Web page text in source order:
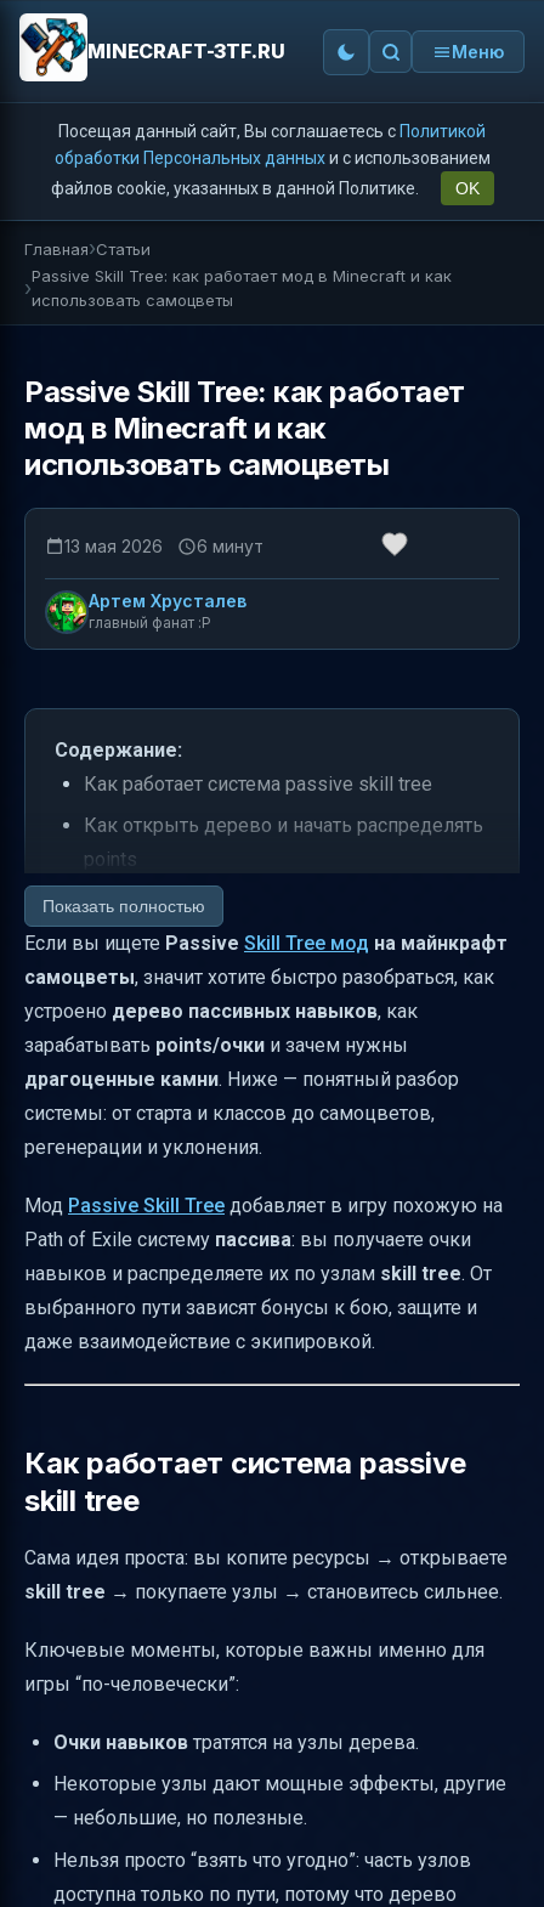
MINECRAFT-3TF.RU Меню
Посещая данный сайт, Вы соглашаетесь с Политикой
обработки Персональных данныхи с использованием
файлов cookie, указанных в данной Политике.
OK
Главная Статьи
Passive Skill Tree: как работает мод в Minecraft и как
использовать самоцветы
Passive Skill Tree: как работает
мод в Minecraft и как
использовать самоцветы
13 мая 2026 6 минут
Артем Хрусталев
главный фанат :P
Содержание:
Как работает система passive skill tree
Как открыть дерево и начать распределять
points
Классы: какие бывают и почему это важно
Как получить очки навыков и сколько их
максимум
Какие механики, кроме дерева, добавляет
мод
Самоцветы: какую роль они играют
Узлы дерева: какие бывают бонусы
Самоцветы, урон и защита: как собрать
связку
Коротко: как начать путь в Passive Skill Tree
Показать полностью
Если вы ищете Passive Skill Tree мод на майнкрафт
самоцветы, значит хотите быстро разобраться, как
устроено дерево пассивных навыков, как
зарабатывать points/очки и зачем нужны
драгоценные камни. Ниже — понятный разбор
системы: от старта и классов до самоцветов,
регенерации и уклонения.
Мод Passive Skill Tree добавляет в игру похожую на
Path of Exile систему пассива: вы получаете очки
навыков и распределяете их по узлам skill tree. От
выбранного пути зависят бонусы к бою, защите и
даже взаимодействие с экипировкой.
Как работает система passive
skill tree
Сама идея проста: вы копите ресурсы → открываете
skill tree → покупаете узлы → становитесь сильнее.
Ключевые моменты, которые важны именно для
игры “по-человечески”:
Очки навыков тратятся на узлы дерева.
Некоторые узлы дают мощные эффекты, другие
— небольшие, но полезные.
Нельзя просто “взять что угодно”: часть узлов
доступна только по пути, потому что дерево